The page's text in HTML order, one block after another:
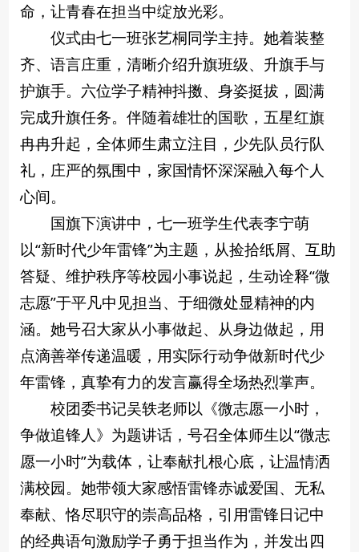
命，让青春在担当中绽放光彩。
仪式由七一班张艺桐同学主持。她着装整
齐、语言庄重，清晰介绍升旗班级、升旗手与
护旗手。六位学子精神抖擞、身姿挺拔，圆满
完成升旗任务。伴随着雄壮的国歌，五星红旗
冉冉升起，全体师生肃立注目，少先队员行队
礼，庄严的氛围中，家国情怀深深融入每个人
心间。
国旗下演讲中，七一班学生代表李宁萌
以“新时代少年雷锋”为主题，从捡拾纸屑、互助
答疑、维护秩序等校园小事说起，生动诠释“微
志愿”于平凡中见担当、于细微处显精神的内
涵。她号召大家从小事做起、从身边做起，用
点滴善举传递温暖，用实际行动争做新时代少
年雷锋，真挚有力的发言赢得全场热烈掌声。
校团委书记吴轶老师以《微志愿一小时，
争做追锋人》为题讲话，号召全体师生以“微志
愿一小时”为载体，让奉献扎根心底，让温情洒
满校园。她带领大家感悟雷锋赤诚爱国、无私
奉献、恪尽职守的崇高品格，引用雷锋日记中
的经典语句激励学子勇于担当作为，并发出四